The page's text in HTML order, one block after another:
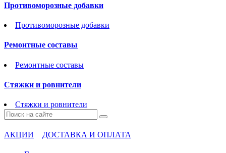
Противоморозные добавки
Противоморозные добавки
Ремонтные составы
Ремонтные составы
Стяжки и ровнители
Стяжки и ровнители
АКЦИИ ДОСТАВКА И ОПЛАТА